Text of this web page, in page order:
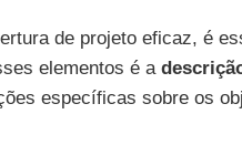
de projeto eficaz, é
elementos é a
específicas sobre os